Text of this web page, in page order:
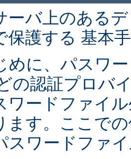
ーバ上のある
保護する 基本
めに、パスワ
の認証プロバ
ワードファイ
ます。ここで
スワードファ